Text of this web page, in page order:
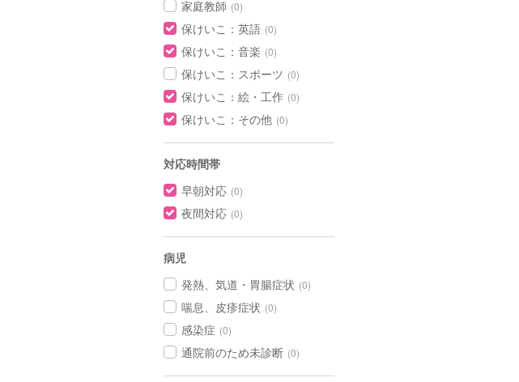
家庭教師 (0)
保けいこ：英語 (0)
保けいこ：音楽 (0)
保けいこ：スポーツ (0)
保けいこ：絵・工作 (0)
保けいこ：その他 (0)
対応時間帯
早朝対応 (0)
夜間対応 (0)
病児
発熱、気道・胃腸症状 (0)
喘息、皮疹症状 (0)
感染症 (0)
通院前のため未診断 (0)